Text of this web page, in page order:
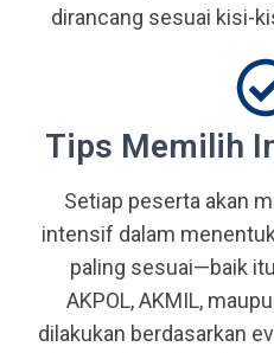
dirancang sesuai kisi-
Tips Memilih
Setiap peserta akan
intensif dalam
paling sesuai—baik
AKPOL, AKMIL,
dilakukan berdasarkan